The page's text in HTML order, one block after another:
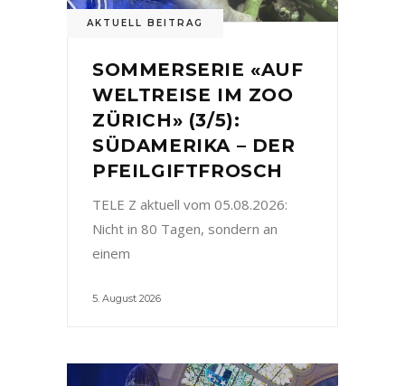
AKTUELL BEITRAG
SOMMERSERIE «AUF
WELTREISE IM ZOO
ZÜRICH» (3/5):
SÜDAMERIKA – DER
PFEILGIFTFROSCH
TELE Z aktuell vom 05.08.2026:
Nicht in 80 Tagen, sondern an
einem
5. August 2026